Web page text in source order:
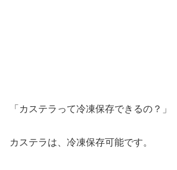
「カステラって冷凍保存できるの？」
カステラは、冷凍保存可能です。